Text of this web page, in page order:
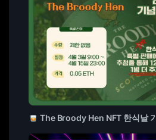
The Broody Hen NFT 한식날